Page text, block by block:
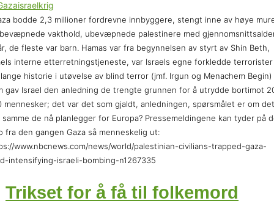
bodde 2,3 millioner fordrevne innbyggere, stengt inne av høye
vakthold, ubevæpnede palestinere med
de fleste var barn. Hamas var fra begynnelsen av styrt av Shin Beth,
interne etterretningstjeneste, var Israels egne forkledde
historie i utøvelse av blind terror (jmf. Irgun og Menachem Begin)
gav Israel den anledning de trengte grunnen for å utrydde bortimot
mennesker; det var det som gjaldt, anledningen, spørsmålet er om
de nå planlegger for Europa? Pressemeldingene kan tyder på
fra den gangen Gaza så menneskelig ut:
www.nbcnews.com/news/world/palestinian-civilians-trapped-gaza-
intensifying-israeli-bombing-n1267335
Trikset for å få til folkemord